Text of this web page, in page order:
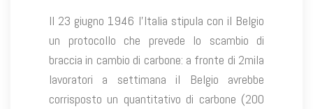
Il 23 giugno 1946 l’Italia stipula con il Belgio
un protocollo che prevede lo scambio di
braccia in cambio di carbone: a fronte di 2mila
lavoratori a settimana il Belgio avrebbe
corrisposto un quantitativo di carbone (200